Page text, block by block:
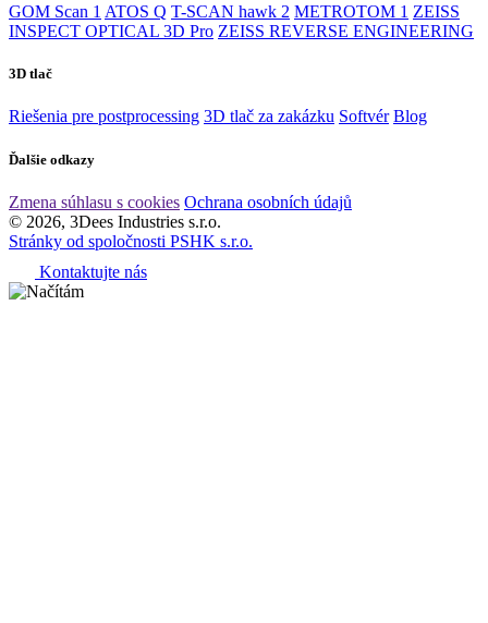
GOM Scan 1 ATOS Q T-SCAN hawk 2 METROTOM 1 ZEISS
INSPECT OPTICAL 3D Pro ZEISS REVERSE ENGINEERING
3D tlač
Riešenia pre postprocessing 3D tlač za zakázku Softvér Blog
Ďalšie odkazy
Zmena súhlasu s cookies Ochrana osobních údajů
© 2026, 3Dees Industries s.r.o.
Stránky od spoločnosti PSHK s.r.o.
Kontaktujte nás